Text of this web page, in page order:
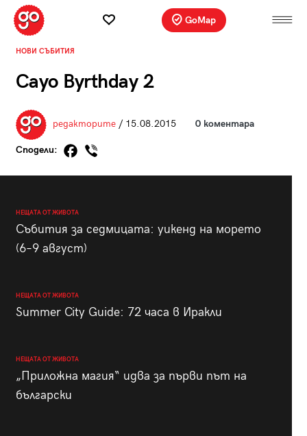
GoMap
НОВИ СЪБИТИЯ
Cayo Byrthday 2
редакторите/ 15.08.2015 0 коментара
Сподели:
НЕЩАТА ОТ ЖИВОТА
Събития за седмицата: уикенд на морето
(6–9 август)
НЕЩАТА ОТ ЖИВОТА
Summer City Guide: 72 часа в Иракли
НЕЩАТА ОТ ЖИВОТА
„Приложна магия“ идва за първи път на
български